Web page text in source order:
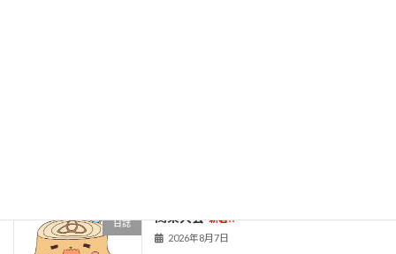
日誌 関東大会 新着!!
2026年8月7日